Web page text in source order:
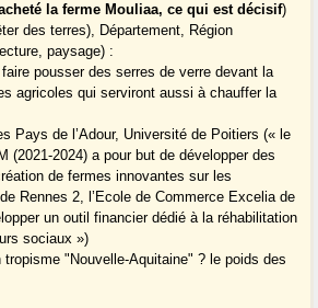
la ferme Mouliaa, ce qui est décisif)
des terres), Département, Région
paysage) :
pousser des serres de verre devant la
agricoles qui serviront aussi à chauffer la
Pays de l’Adour, Université de Poitiers (« le
(2021-2024) a pour but de développer des
de fermes innovantes sur les
Rennes 2, l’Ecole de Commerce Excelia de
un outil financier dédié à la réhabilitation
sociaux »)
tropisme "Nouvelle-Aquitaine" ? le poids des